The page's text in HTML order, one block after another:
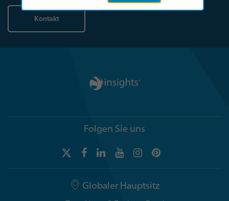
Kontakt
Folgen Sie uns
Globaler Hauptsitz